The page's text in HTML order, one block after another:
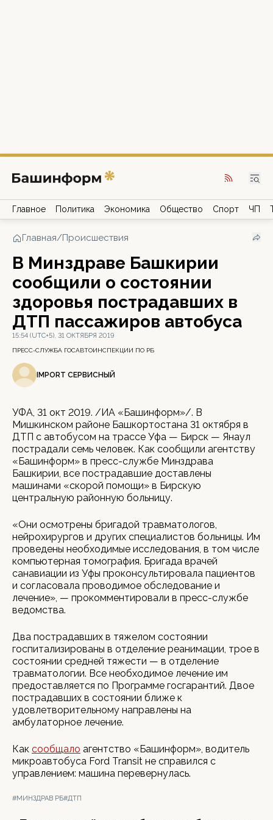
Главное Политика Экономика Общество Спорт ЧП
Главная/Происшествия
В Минздраве Башкирии
сообщили о состоянии
здоровья пострадавших в
ДТП пассажиров автобуса
15:54 (UTC+5), 31 ОКТЯБРЯ 2019
ПРЕСС-СЛУЖБА ГОСАВТОИНСПЕКЦИИ ПО РБ
IMPORT СЕРВИСНЫЙ
УФА, 31 окт 2019. /ИА «Башинформ»/. В
Мишкинском районе Башкортостана 31 октября в
ДТП с автобусом на трассе Уфа — Бирск — Янаул
пострадали семь человек. Как сообщили агентству
«Башинформ» в пресс-службе Минздрава
Башкирии, все пострадавшие доставлены
машинами «скорой помощи» в Бирскую
центральную районную больницу.
«Они осмотрены бригадой травматологов,
нейрохирургов и других специалистов больницы. Им
проведены необходимые исследования, в том числе
компьютерная томография. Бригада врачей
санавиации из Уфы проконсультировала пациентов
и согласовала проводимое обследование и
лечение», — прокомментировали в пресс-службе
ведомства.
Два пострадавших в тяжелом состоянии
госпитализированы в отделение реанимации, трое в
состоянии средней тяжести — в отделение
травматологии. Все необходимое лечение им
предоставляется по Программе госгарантий. Двое
пострадавших в состоянии ближе к
удовлетворительному направлены на
амбулаторное лечение.
Как сообщало агентство «Башинформ», водитель
микроавтобуса Ford Transit не справился с
управлением: машина перевернулась.
#МИНЗДРАВ РБ#ДТП